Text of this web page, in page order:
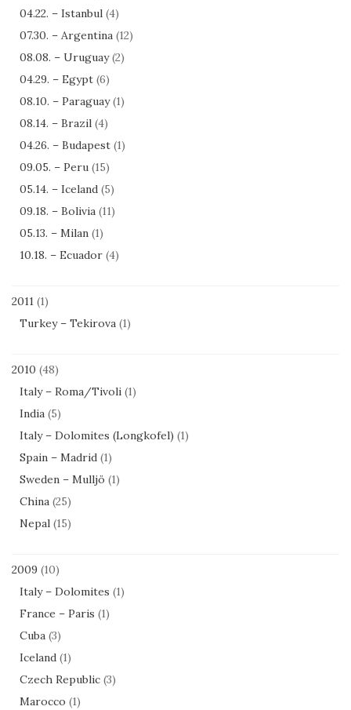
04.22. – Istanbul (4)
07.30. – Argentina (12)
08.08. – Uruguay(2)
04.29. – Egypt (6)
08.10. – Paraguay(1)
08.14. – Brazil (4)
04.26. – Budapest (1)
09.05. – Peru (15)
05.14. – Iceland (5)
09.18. – Bolivia (11)
05.13. – Milan (1)
10.18. – Ecuador (4)
2011 (1)
Turkey – Tekirova (1)
2010 (48)
Italy – Roma/Tivoli (1)
India (5)
Italy – Dolomites (Longkofel) (1)
Spain – Madrid (1)
Sweden – Mulljö (1)
China (25)
Nepal (15)
2009 (10)
Italy – Dolomites (1)
France – Paris (1)
Cuba (3)
Iceland (1)
Czech Republic (3)
Marocco (1)